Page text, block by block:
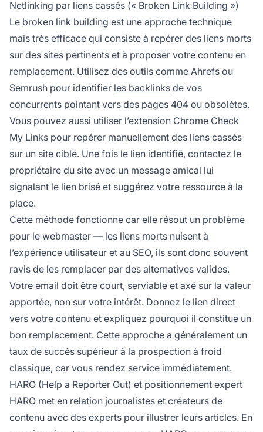
Netlinking par liens cassés (« Broken Link Building »)
Le broken link building est une approche technique
mais très efficace qui consiste à repérer des liens morts
sur des sites pertinents et à proposer votre contenu en
remplacement. Utilisez des outils comme Ahrefs ou
Semrush pour identifier les backlinks de vos
concurrents pointant vers des pages 404 ou obsolètes.
Vous pouvez aussi utiliser l’extension Chrome Check
My Links pour repérer manuellement des liens cassés
sur un site ciblé. Une fois le lien identifié, contactez le
propriétaire du site avec un message amical lui
signalant le lien brisé et suggérez votre ressource à la
place.
Cette méthode fonctionne car elle résout un problème
pour le webmaster — les liens morts nuisent à
l’expérience utilisateur et au SEO, ils sont donc souvent
ravis de les remplacer par des alternatives valides.
Votre email doit être court, serviable et axé sur la valeur
apportée, non sur votre intérêt. Donnez le lien direct
vers votre contenu et expliquez pourquoi il constitue un
bon remplacement. Cette approche a généralement un
taux de succès supérieur à la prospection à froid
classique, car vous rendez service immédiatement.
HARO (Help a Reporter Out) et positionnement expert
HARO met en relation journalistes et créateurs de
contenu avec des experts pour illustrer leurs articles. En